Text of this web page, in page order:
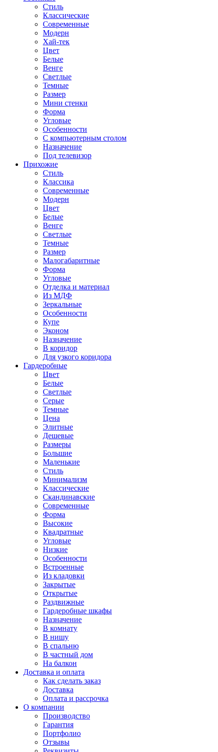
Стиль
Классические
Современные
Модерн
Хай-тек
Цвет
Белые
Венге
Светлые
Темные
Размер
Мини стенки
Форма
Угловые
Особенности
С компьютерным столом
Назначение
Под телевизор
Прихожие
Стиль
Классика
Современные
Модерн
Цвет
Белые
Венге
Светлые
Темные
Размер
Малогабаритные
Форма
Угловые
Отделка и материал
Из МДФ
Зеркальные
Особенности
Купе
Эконом
Назначение
В коридор
Для узкого коридора
Гардеробные
Цвет
Белые
Светлые
Серые
Темные
Цена
Элитные
Дешевые
Размеры
Большие
Маленькие
Стиль
Минимализм
Классические
Скандинавские
Современные
Форма
Высокие
Квадратные
Угловые
Низкие
Особенности
Встроенные
Из кладовки
Закрытые
Открытые
Раздвижные
Гардеробные шкафы
Назначение
В комнату
В нишу
В спальню
В частный дом
На балкон
Доставка и оплата
Как сделать заказ
Доставка
Оплата и рассрочка
О компании
Производство
Гарантия
Портфолио
Отзывы